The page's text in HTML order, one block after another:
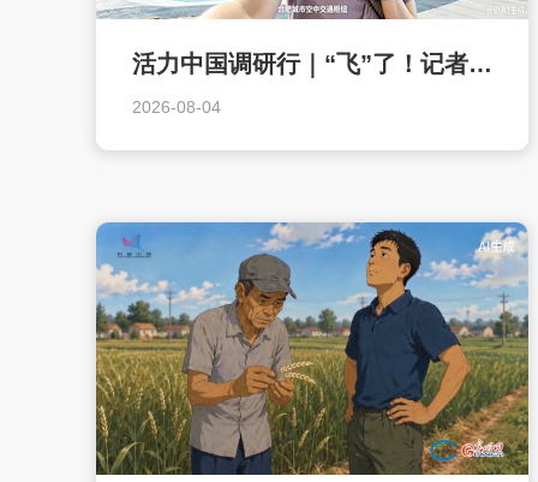
活力中国调研行｜“飞”了！记者“隔空”体验无人驾驶载人航空器
2026-08-04